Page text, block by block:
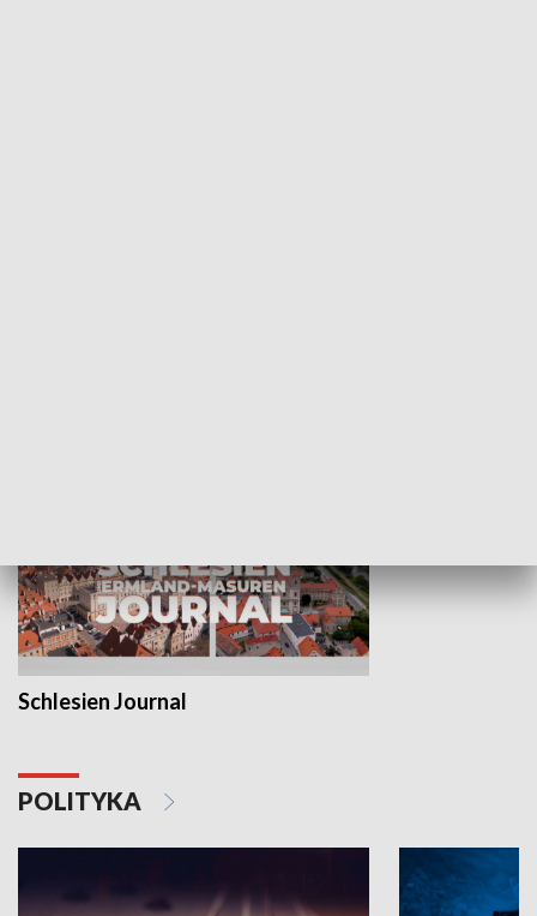
Schlesien Journal
POLITYKA